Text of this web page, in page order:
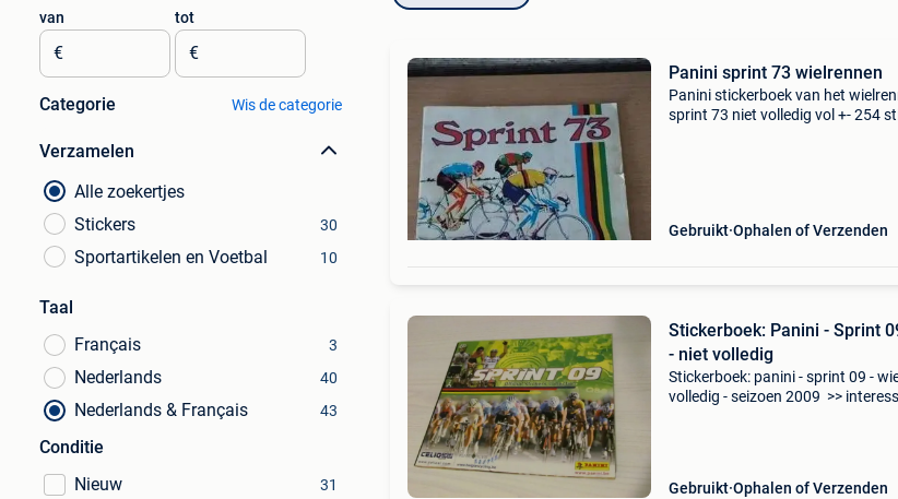
van
€
tot
€
Categorie Wis de categorie
Verzamelen
Alle zoekertjes
Stickers
30
Sportartikelen en Voetbal 10
Taal
Français
3
Nederlands 40
Nederlands & Français 43
Conditie
Nieuw
31
Panini sprint 73 wielrennen
Panini stickerboek van het
sprint 73 niet volledig vol +- 254
Gebruikt Ophalen of Verzenden
Stickerboek: Panini - Sprint
- niet volledig
Stickerboek: panini - sprint 09 -
volledig - seizoen 2009 >>
Gebruikt Ophalen of Verzenden